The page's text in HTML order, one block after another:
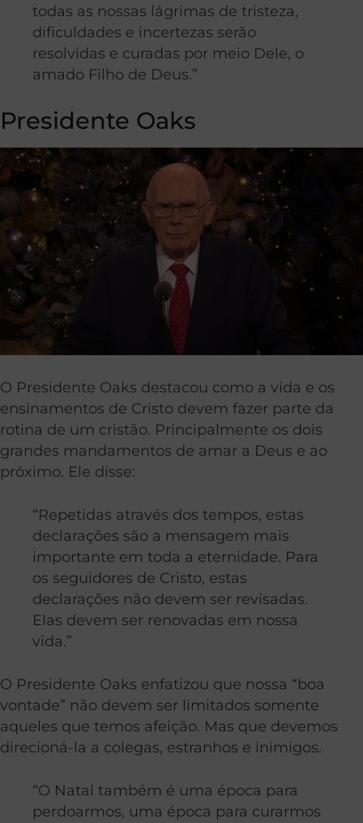
todas as nossas lágrimas de tristeza,
dificuldades e incertezas serão
resolvidas e curadas por meio Dele, o
amado Filho de Deus.”
Presidente Oaks
O Presidente Oaks destacou como a vida e os
ensinamentos de Cristo devem fazer parte da
rotina de um cristão. Principalmente os dois
grandes mandamentos de amar a Deus e ao
próximo. Ele disse:
“Repetidas através dos tempos, estas
declarações são a mensagem mais
importante em toda a eternidade. Para
os seguidores de Cristo, estas
declarações não devem ser revisadas.
Elas devem ser renovadas em nossa
vida.”
O Presidente Oaks enfatizou que nossa “boa
vontade” não devem ser limitados somente
aqueles que temos afeição. Mas que devemos
direcioná-la a colegas, estranhos e inimigos.
“O Natal também é uma época para
perdoarmos, uma época para curarmos